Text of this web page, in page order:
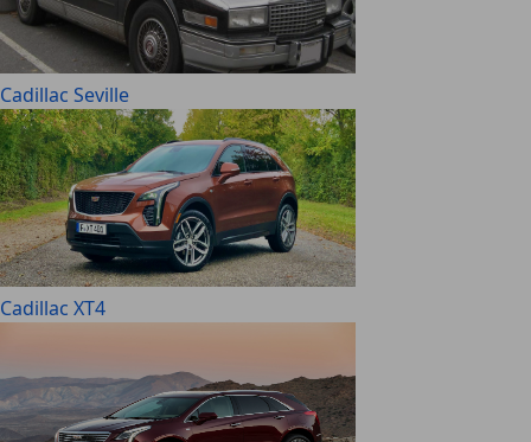
Cadillac Seville
Cadillac XT4